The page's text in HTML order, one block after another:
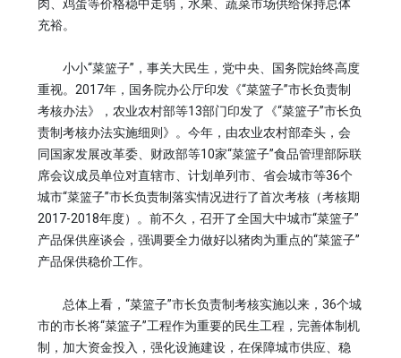
肉、鸡蛋等价格稳中走弱，水果、蔬菜市场供给保持总体
充裕。
小小“菜篮子”，事关大民生，党中央、国务院始终高度
重视。2017年，国务院办公厅印发《“菜篮子”市长负责制
考核办法》，农业农村部等13部门印发了《“菜篮子”市长负
责制考核办法实施细则》。今年，由农业农村部牵头，会
同国家发展改革委、财政部等10家“菜篮子”食品管理部际联
席会议成员单位对直辖市、计划单列市、省会城市等36个
城市“菜篮子”市长负责制落实情况进行了首次考核（考核期
2017-2018年度）。前不久，召开了全国大中城市“菜篮子”
产品保供座谈会，强调要全力做好以猪肉为重点的“菜篮子”
产品保供稳价工作。
总体上看，“菜篮子”市长负责制考核实施以来，36个城
市的市长将“菜篮子”工程作为重要的民生工程，完善体制机
制，加大资金投入，强化设施建设，在保障城市供应、稳